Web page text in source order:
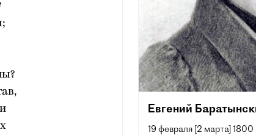
Евгений
19 февраля [2 марта] 1800